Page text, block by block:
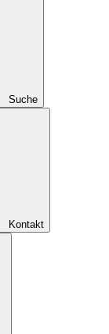
Suche
Kontakt